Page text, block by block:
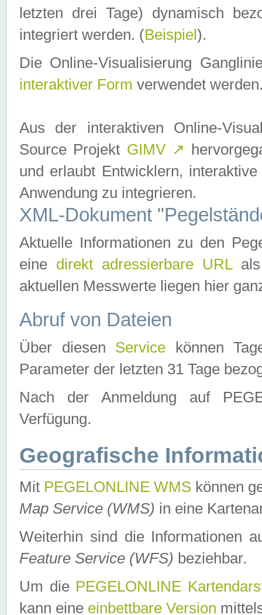
letzten drei Tage) dynamisch
integriert werden. (Beispiel ).
Die Online-Visualisierung
interaktiver Form verwendet
Aus der interaktiven Online-
Source Projekt GIMV ↗
und erlaubt Entwicklern,
Anwendung zu integrieren.
XML-Dokument
Aktuelle Informationen zu den
eine direkt adressierbare URLals
aktuellen Messwerte liegen hier
Abruf von Dateien
Über diesen Service können
Parameter der letzten 31 Tage
Nach der Anmeldung auf
Verfügung.
Geografische
Mit PEGELONLINE WMS können
Map Service (WMS) in eine
Weiterhin sind die Informationen
Feature Service (WFS) beziehbar.
Um die PEGELONLINE
kann eine einbettbare Version